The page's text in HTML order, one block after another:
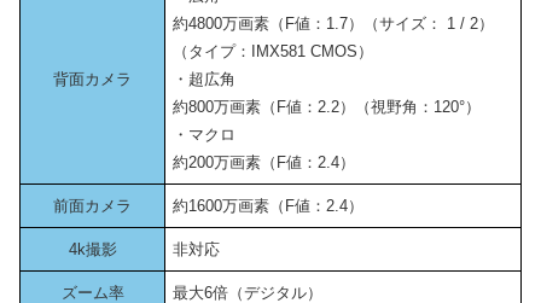
背面カメラ
約4800万画素（F値：1.7）（サイズ： 1 / 2）
（タイプ：IMX581 CMOS）
・超広角
約800万画素（F値：2.2）（視野角：120°）
・マクロ
約200万画素（F値：2.4）
前面カメラ 約1600万画素（F値：2.4）
4k撮影 非対応
ズーム率 最大6倍（デジタル）